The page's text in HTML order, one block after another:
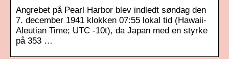
Angrebet på Pearl Harbor blev indledt søndag den
7. december 1941 klokken 07:55 lokal tid (Hawaii-
Aleutian Time; UTC -10t), da Japan med en styrke
på 353 …